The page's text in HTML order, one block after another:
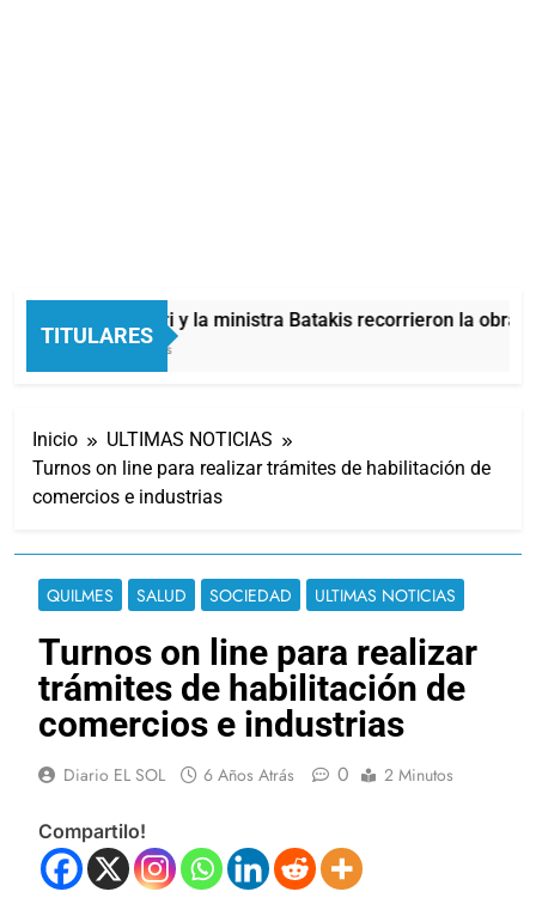
TITULARES
Mayra, Mieri y la ministra Batakis recorrieron la obra
12 Minutos Atrás
Inicio
ULTIMAS NOTICIAS
Turnos on line para realizar trámites de habilitación de
comercios e industrias
QUILMES SALUD SOCIEDAD ULTIMAS NOTICIAS
Turnos on line para realizar
trámites de habilitación de
comercios e industrias
Diario EL SOL 6 Años Atrás 0 2 Minutos
Compartilo!